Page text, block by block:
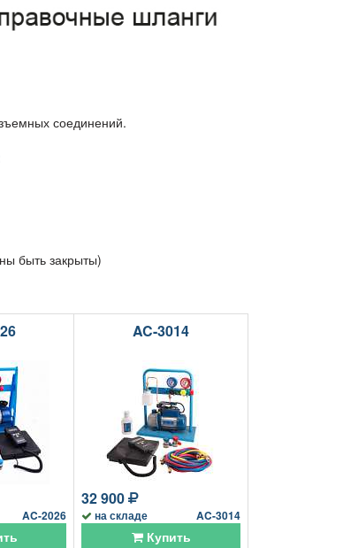
соединений.
быть закрыты)
AC-2026
AC-3014
32 900
на складе AC-3014
Купить